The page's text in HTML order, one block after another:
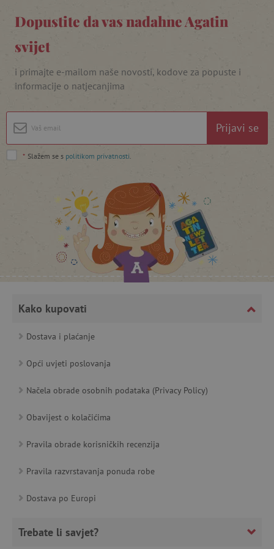
Dopustite da vas nadahne Agatin
svijet
i primajte e-mailom naše novosti, kodove za popuste i
informacije o natjecanjima
Prijavi se
* Slažem se s politikom privatnosti
Kako kupovati
Dostava i plaćanje
Opći uvjeti poslovanja
Načela obrade osobnih podataka (Privacy Policy)
Obavijest o kolačićima
Pravila obrade korisničkih recenzija
Pravila razvrstavanja ponuda robe
Dostava po Europi
Trebate li savjet?
featureFlagIdentifier www.agatinsvijet.hr
_lb_ccc .agatinsvijet.hr
PHPSESSID
Googleovu politiku privatnosti